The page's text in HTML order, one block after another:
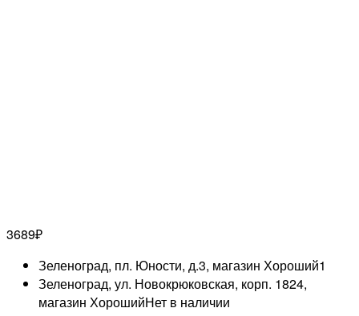
3689₽
Зеленоград, пл. Юности, д.3, магазин Хороший1
Зеленоград, ул. Новокрюковская, корп. 1824,
магазин ХорошийНет в наличии